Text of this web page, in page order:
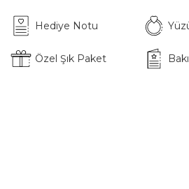
Hediye Notu
Özel Şık Paket